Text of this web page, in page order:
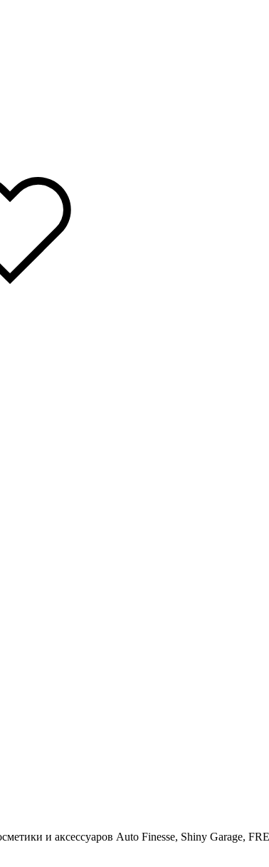
и аксессуаров Auto Finesse, Shiny Garage,